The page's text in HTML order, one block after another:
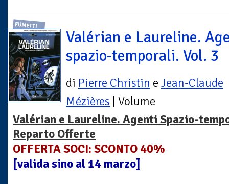
FUMETTI
Valérian e Laureline.
spazio-temporali. Vol. 3
di Pierre Christin e Jean-Claude
Mézières | Volume
Valérian e Laureline. Agenti Spazio-
Reparto Offerte
OFFERTA SOCI: SCONTO 40%
[valida sino al 14 marzo]